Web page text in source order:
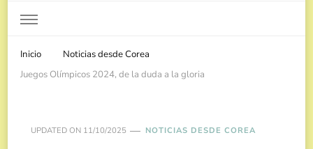
Inicio
Noticias desde Corea
Juegos Olímpicos 2024, de la duda a la gloria
UPDATED ON 11/10/2025 NOTICIAS DESDE COREA